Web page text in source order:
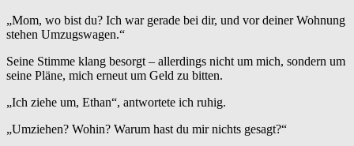
„Mom, wo bist du? Ich war gerade bei dir, und vor deiner Wohnung
stehen Umzugswagen.“
Seine Stimme klang besorgt – allerdings nicht um mich, sondern um
seine Pläne, mich erneut um Geld zu bitten.
„Ich ziehe um, Ethan“, antwortete ich ruhig.
„Umziehen? Wohin? Warum hast du mir nichts gesagt?“